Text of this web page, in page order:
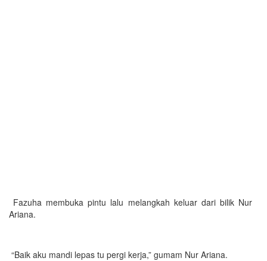
Fazuha membuka pintu lalu melangkah keluar dari bilik Nur
Ariana.
“Baik aku mandi lepas tu pergi kerja,” gumam Nur Ariana.